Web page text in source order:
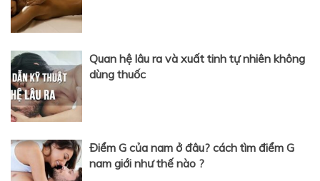
Quan hệ lâu ra và xuất tinh tự nhiên không
dùng thuốc
Điểm G của nam ở đâu? cách tìm điểm G
nam giới như thế nào ?